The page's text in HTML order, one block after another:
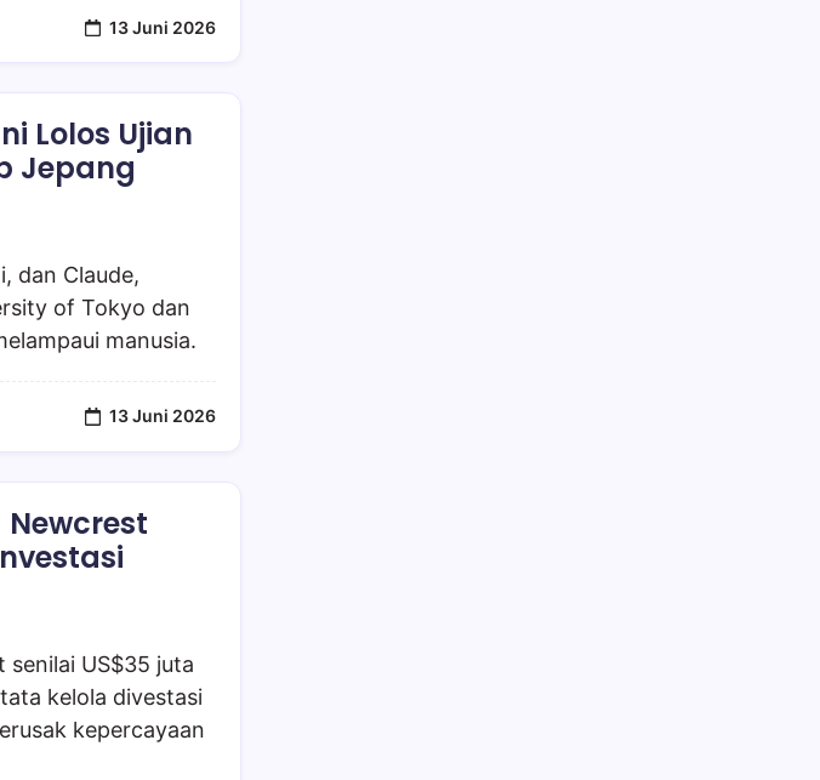
13 Juni 2026
Lolos Ujian
Jepang
dan Claude,
of Tokyo dan
manusia.
13 Juni 2026
Newcrest
senilai US$35 juta
kelola divestasi
kepercayaan